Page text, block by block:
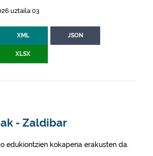
uztaila 03
XML JSON
XLSX
- Zaldibar
edukiontzien kokapena erakusten da.